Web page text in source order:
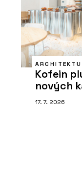
Kofein
nových
17. 7. 2026